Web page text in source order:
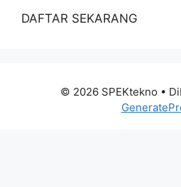
DAFTAR SEKARANG
© 2026 SPEKtekno •